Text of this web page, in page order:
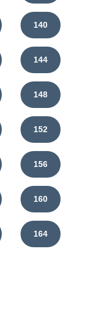
140
144
148
152
156
160
164